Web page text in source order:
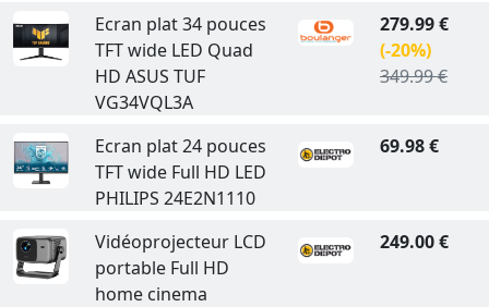
Ecran plat 34 pouces
TFT wide LED Quad
HD ASUS TUF
VG34VQL3A
279.99 €
(-20%)
349.99 €
Ecran plat 24 pouces
TFT wide Full HD LED
PHILIPS 24E2N1110
69.98 €
Vidéoprojecteur LCD
portable Full HD
home cinema
249.00 €